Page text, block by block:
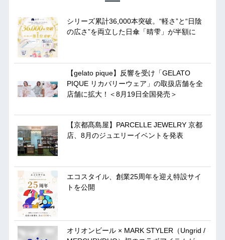
シリーズ累計36,000本突破。“軽さ”と“日陰
の広さ”を両立した日傘「晴雫」が半額に
【gelato pique】反響を受け「GELATO
PIQUE リカバリーウェア」の取扱店舗を全
店舗に拡大！＜8月19日全国発売＞
【京都髙島屋】PARCELLE JEWELRY 京都
店、8月のジュエリーイベントを発表
エコスタイル、創業25周年を迎え特設サイ
トを公開
オリオンビール × MARK STYLER（Ungrid /